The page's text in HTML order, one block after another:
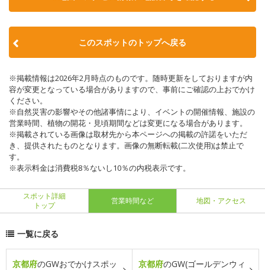
このスポットのトップへ戻る
※掲載情報は2026年2月時点のものです。随時更新をしておりますが内
容が変更となっている場合がありますので、事前にご確認の上おでかけ
ください。
※自然災害の影響やその他諸事情により、イベントの開催情報、施設の
営業時間、植物の開花・見頃期間などは変更になる場合があります。
※掲載されている画像は取材先から本ページへの掲載の許諾をいただ
き、提供されたものとなります。画像の無断転載(二次使用)は禁止で
す。
※表示料金は消費税8％ないし10％の内税表示です。
スポット詳細
トップ
営業時間など 地図・アクセス
一覧に戻る
京都府のGWおでかけスポッ
京都府のGW(ゴールデンウィ